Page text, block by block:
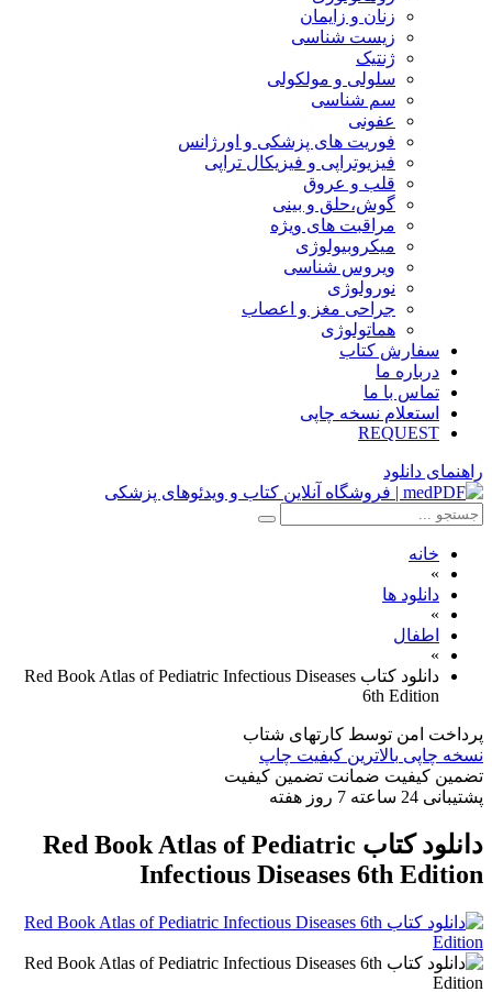
زنان و زایمان
زیست شناسی
ژنتیک
سلولی و مولکولی
سم شناسی
عفونی
فوریت های پزشکی و اورژانس
فیزیوتراپی و فیزیکال تراپی
قلب و عروق
گوش،حلق و بینی
مراقبت های ویژه
میکروبیولوژی
ویروس شناسی
نورولوژی
جراحی مغز و اعصاب
هماتولوژی
سفارش کتاب
درباره ما
تماس با ما
استعلام نسخه چاپی
REQUEST
راهنمای دانلود
خانه
»
دانلود ها
»
اطفال
»
دانلود کتاب Red Book Atlas of Pediatric Infectious Diseases
6th Edition
پرداخت امن توسط کارتهای شتاب
نسخه چاپی بالاترین کبفیت چاپ
تضمین کیفیت ضمانت تضمین کیفیت
پشتیبانی 24 ساعته 7 روز هفته
دانلود کتاب Red Book Atlas of Pediatric
Infectious Diseases 6th Edition